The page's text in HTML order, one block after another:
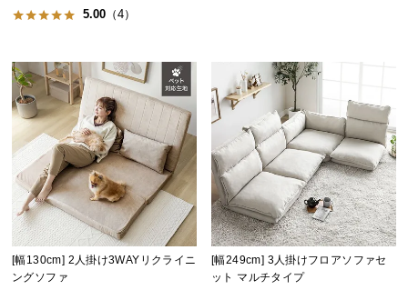
5.00 （4）
[幅130cm] 2人掛け3WAYリクライニ
ングソファ
[幅249cm] 3人掛けフロアソファセ
ット マルチタイプ